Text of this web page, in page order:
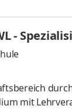
Sitz in
und
-
mit